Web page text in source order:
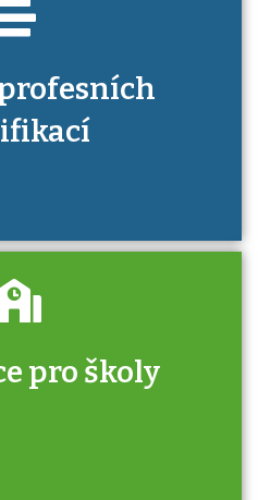
pro školy
ke zkoušce a kde